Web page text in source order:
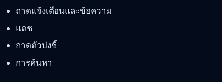
ถาดแจ้งเตือนและข้อความ
แดช
ถาดตัวบ่งชี้
การค้นหา